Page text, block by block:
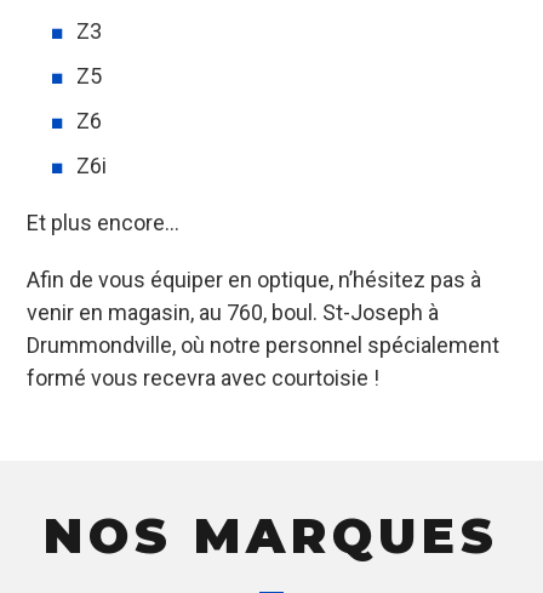
Z3
Z5
Z6
Z6i
Et plus encore…
Afin de vous équiper en optique, n’hésitez pas à
venir en magasin, au 760, boul. St-Joseph à
Drummondville, où notre personnel spécialement
formé vous recevra avec courtoisie !
NOS MARQUES